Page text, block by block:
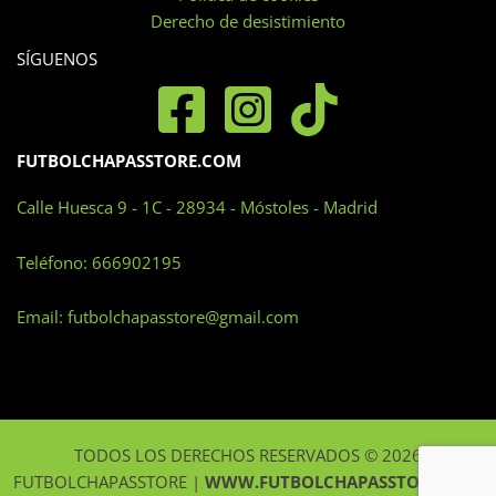
de
Derecho de desistimiento
SÍGUENOS
FUTBOLCHAPASSTORE.COM
Calle Huesca 9 - 1C - 28934 - Móstoles - Madrid
Teléfono: 666902195
Email: futbolchapasstore@gmail.com
TODOS LOS DERECHOS RESERVADOS © 2026
FUTBOLCHAPASSTORE | WWW.FUTBOLCHAPASSTORE.COM